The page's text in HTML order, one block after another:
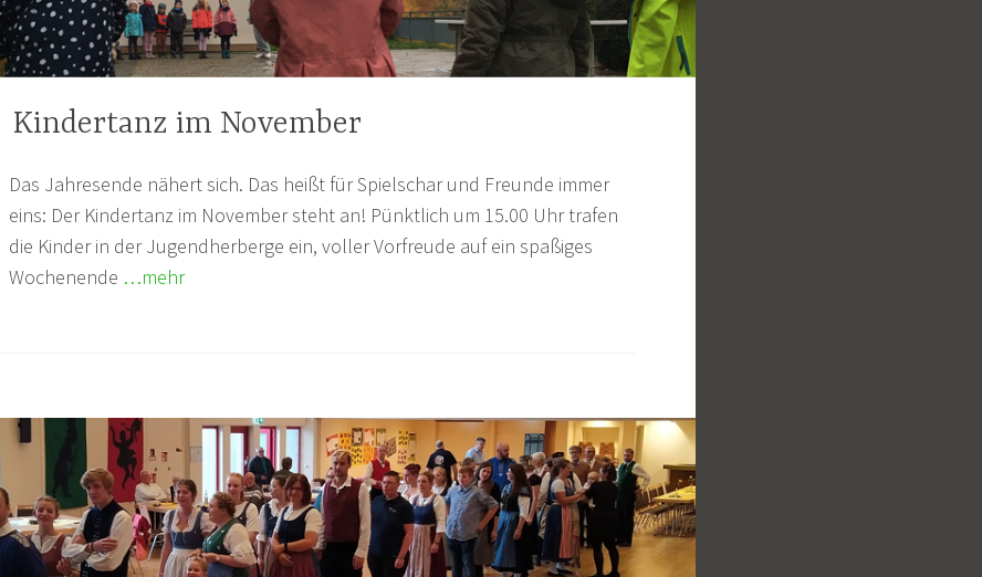
Kindertanz im November
Das Jahresende nähert sich. Das heißt für Spielschar und Freunde immer
eins: Der Kindertanz im November steht an! Pünktlich um 15.00 Uhr trafen
die Kinder in der Jugendherberge ein, voller Vorfreude auf ein spaßiges
Wochenende …mehr